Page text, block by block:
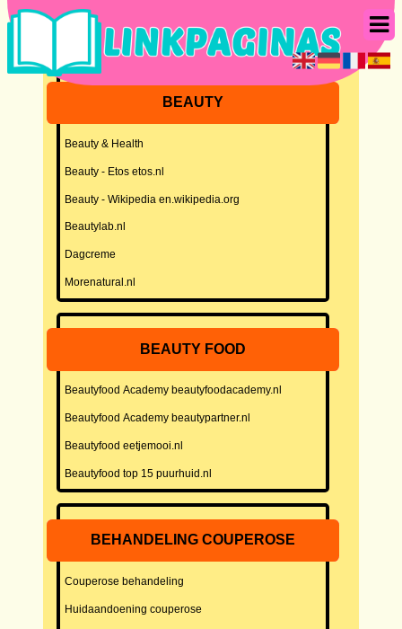
BEAUTY
Beauty & Health
Beauty - Etos etos.nl
Beauty - Wikipedia en.wikipedia.org
Beautylab.nl
Dagcreme
Morenatural.nl
BEAUTY FOOD
Beautyfood Academy beautyfoodacademy.nl
Beautyfood Academy beautypartner.nl
Beautyfood eetjemooi.nl
Beautyfood top 15 puurhuid.nl
BEHANDELING COUPEROSE
Couperose behandeling
Huidaandoening couperose